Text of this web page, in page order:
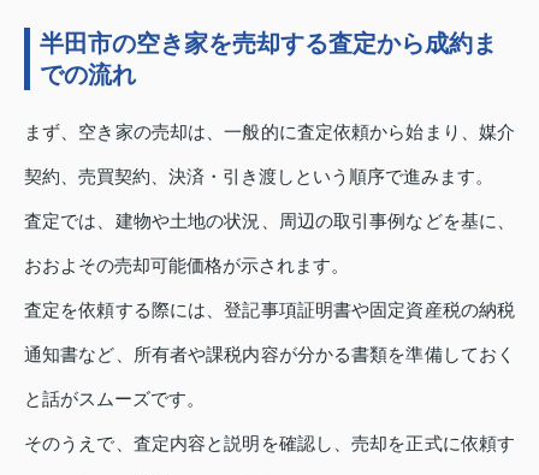
半田市の空き家を売却する査定から成約ま
での流れ
まず、空き家の売却は、一般的に査定依頼から始まり、媒介
契約、売買契約、決済・引き渡しという順序で進みます。
査定では、建物や土地の状況、周辺の取引事例などを基に、
おおよその売却可能価格が示されます。
査定を依頼する際には、登記事項証明書や固定資産税の納税
通知書など、所有者や課税内容が分かる書類を準備しておく
と話がスムーズです。
そのうえで、査定内容と説明を確認し、売却を正式に依頼す